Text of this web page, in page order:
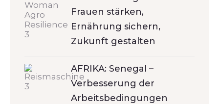
Frauen stärken,
Ernährung sichern,
Zukunft gestalten
AFRIKA: Senegal –
Verbesserung der
Arbeitsbedingungen